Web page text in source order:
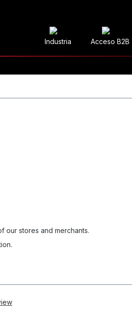
Industria Acceso B2B
our stores and merchants.